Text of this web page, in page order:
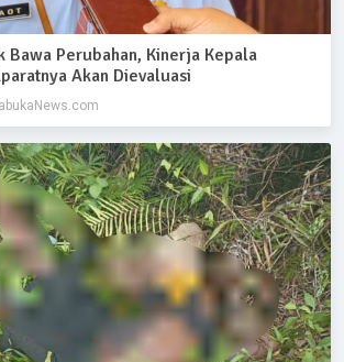
Bawa Perubahan, Kinerja Kepala
Akan Dievaluasi